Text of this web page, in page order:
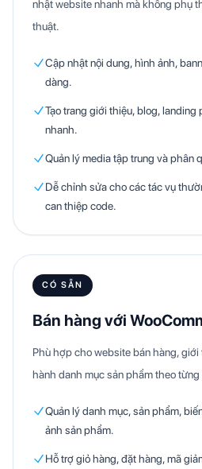
nhật website nhanh mà không phụ
thuật.
Cập nhật nội dung, hình ảnh,
dàng.
Tạo trang giới thiệu, blog, landing
nhanh.
Quản lý media tập trung và phân
Dễ chỉnh sửa cho các tác vụ
can thiệp code.
CÓ SẴN
Bán hàng với
Phù hợp cho website bán hàng,
hành danh mục sản phẩm theo
Quản lý danh mục, sản phẩm,
ảnh sản phẩm.
Hỗ trợ giỏ hàng, đặt hàng, mã